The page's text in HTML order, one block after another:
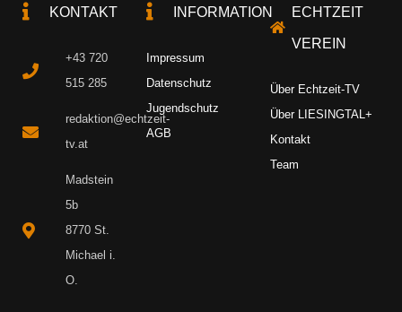
KONTAKT
+43 720
515 285
redaktion@echtzeit-
tv.at
Madstein
5b
8770 St.
Michael i.
O.
INFORMATION
Impressum
Datenschutz
Jugendschutz
AGB
ECHTZEIT
VEREIN
Über Echtzeit-TV
Über LIESINGTAL+
Kontakt
Team